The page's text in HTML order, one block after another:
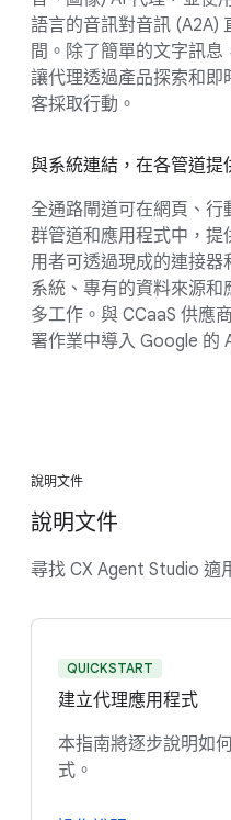
語言的音訊對音訊 (A2A)
間。除了簡單的文字訊息
讓代理透過產品探索和
客採取行動。
與系統連結，在各管道提
全通路閘道可在網頁、行
群管道和應用程式中，
用者可透過現成的連接器
系統、專有的資料來源
多工作。與 CCaaS 供應
署作業中導入 Google 的
說明文件
說明文件
尋找 CX Agent Studio 適
QUICKSTART
建立代理應用程式
本指南將逐步說明如
式。